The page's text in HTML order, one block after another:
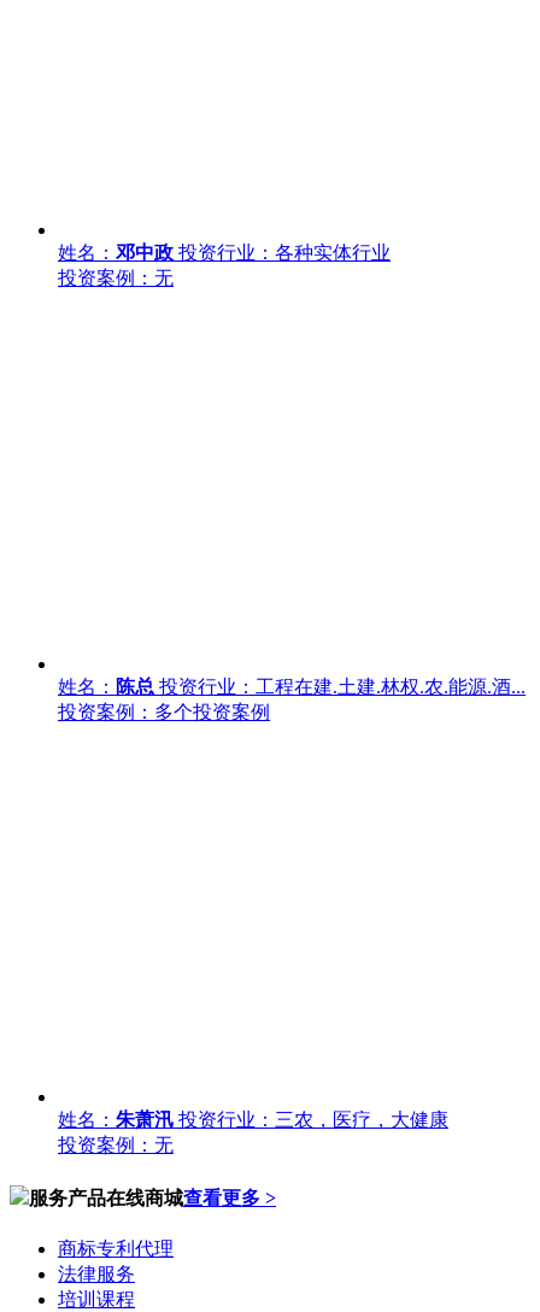
姓名： 邓中政 投资行业：各种实体行业
投资案例：无
姓名： 陈总 投资行业：工程在建.土建.林权.农.能源.酒...
投资案例：多个投资案例
姓名： 朱萧汛 投资行业：三农，医疗，大健康
投资案例：无
服务产品在线商城查看更多 >
商标专利代理
法律服务
培训课程